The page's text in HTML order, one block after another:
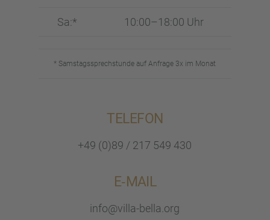
Sa:* 10:00–18:00 Uhr
* Samstags­sprech­stunde auf Anfrage 3x im Monat
TELEFON
+49 (0)89 / 217 549 430
E‑MAIL
info@villa-bella.org